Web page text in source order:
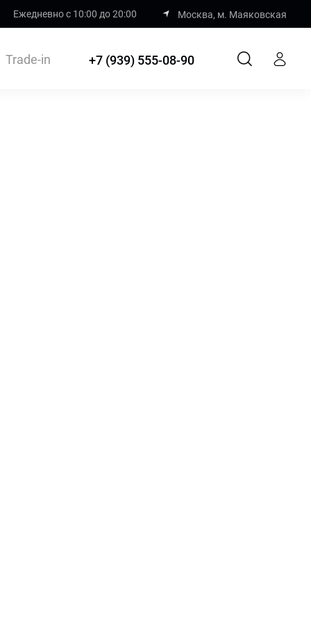
Ежедневно с 10:00 до 20:00 Москва, м. Маяковская
Trade-in +7 (939) 555-08-90